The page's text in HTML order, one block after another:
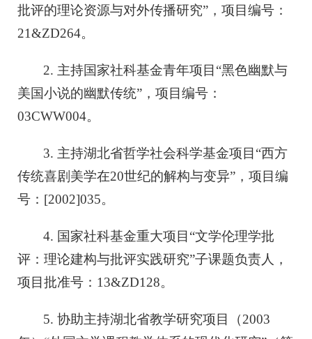
批评的理论资源与对外传播研究”，项目编号：
21&ZD264。
2. 主持国家社科基金青年项目“黑色幽默与
美国小说的幽默传统”，项目编号：
03CWW004。
3. 主持湖北省哲学社会科学基金项目“西方
传统喜剧美学在20世纪的解构与变异”，项目编
号：[2002]035。
4. 国家社科基金重大项目“文学伦理学批
评：理论建构与批评实践研究”子课题负责人，
项目批准号：13&ZD128。
5. 协助主持湖北省教学研究项目（2003